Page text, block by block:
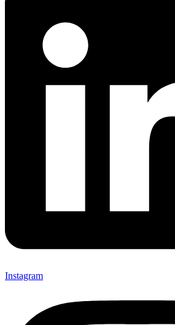
Instagram